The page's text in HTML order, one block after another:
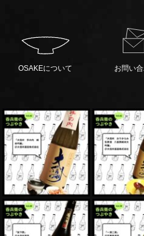
OSAKEについて お問い